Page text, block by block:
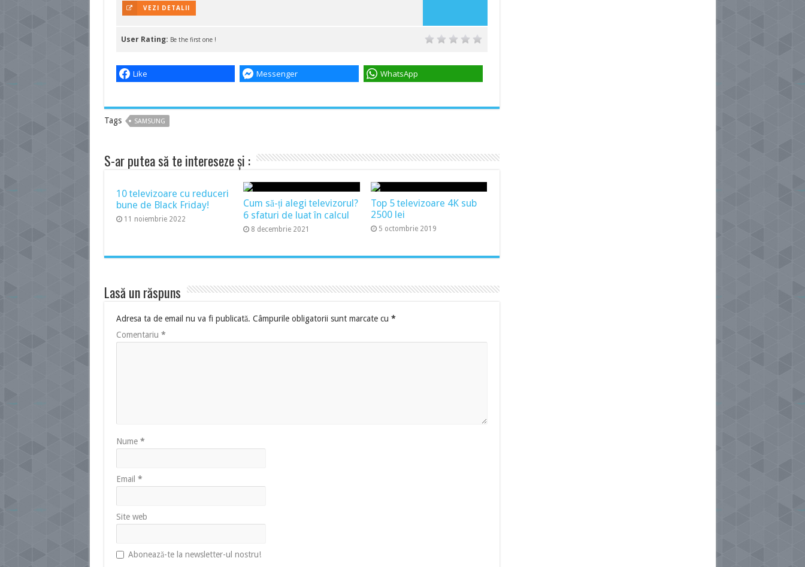
VEZI DETALII
User Rating: Be the first one !
Like Messenger WhatsApp
Tags SAMSUNG
S-ar putea să te intereseze și :
10 televizoare cu reduceri
bune de Black Friday!
11 noiembrie 2022
Cum să-ți alegi televizorul?
6 sfaturi de luat în calcul
8 decembrie 2021
Top 5 televizoare 4K sub
2500 lei
5 octombrie 2019
Lasă un răspuns
Adresa ta de email nu va fi publicată. Câmpurile obligatorii sunt marcate cu *
Comentariu *
Nume *
Email *
Site web
Abonează-te la newsletter-ul nostru!